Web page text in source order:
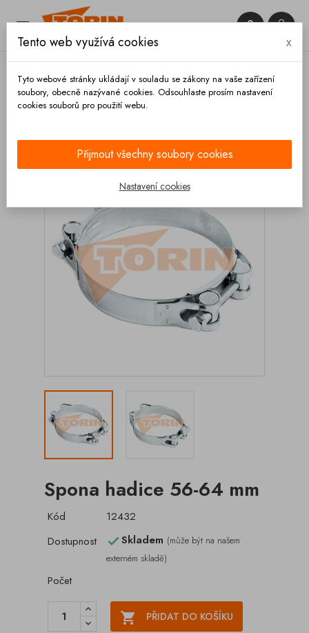
 

Spona hadice 56-64 mm
Kód
12432
Dostupnost
Skladem (může být na našem
externém skladě)
Počet
 PŘIDAT DO KOŠÍKU
Tento web využívá cookies x
Tyto webové stránky ukládají v souladu se zákony na vaše zařízení
soubory, obecně nazývané cookies. Odsouhlaste prosím nastavení
cookies souborů pro použití webu.
Přijmout všechny soubory cookies
Nastavení cookies